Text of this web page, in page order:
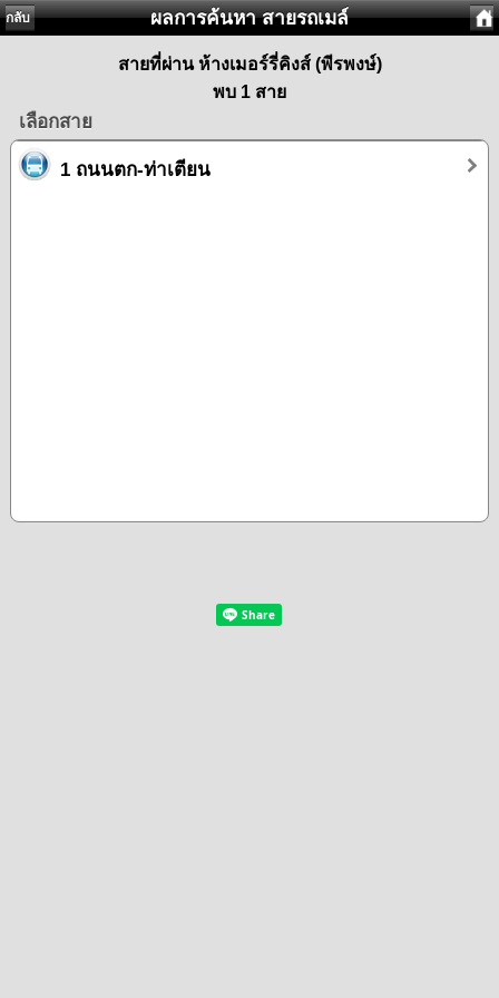
กลับ ผลการค้นหา สายรถเมล์
สายที่ผ่าน ห้างเมอร์รี่คิงส์ (พีรพงษ์)
พบ 1 สาย
เลือกสาย
1 ถนนตก-ท่าเตียน